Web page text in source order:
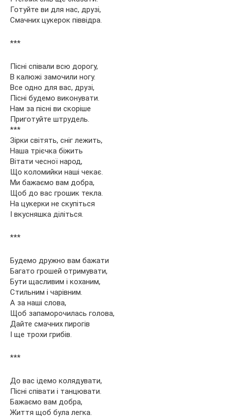
Готуйте ви для нас, друзі,
Смачних цукерок піввідра.
***
Пісні співали всю дорогу,
В калюжі замочили ногу.
Все одно для вас, друзі,
Пісні будемо виконувати.
Нам за пісні ви скоріше
Приготуйте штрудель.
***
Зірки світять, сніг лежить,
Наша трієчка біжить
Вітати чесної народ,
Що коломийки наші чекає.
Ми бажаємо вам добра,
Щоб до вас грошик текла.
На цукерки не скупіться
І вкусняшка діліться.
***
Будемо дружно вам бажати
Багато грошей отримувати,
Бути щасливим і коханим,
Стильним і чарівним.
А за наші слова,
Щоб запаморочилась голова,
Дайте смачних пирогів
І ще трохи грибів.
***
До вас ідемо колядувати,
Пісні співати і танцювати.
Бажаємо вам добра,
Життя щоб була легка.